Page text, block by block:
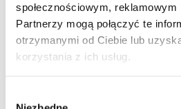
społecznościowym,
Partnerzy mogą połączyć te
otrzymanymi od Ciebie lub
korzystania z ich usług.